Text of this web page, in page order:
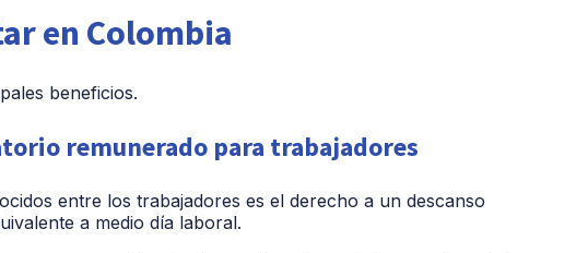
en Colombia
beneficios.
remunerado para trabajadores
entre los trabajadores es el derecho a un descanso
a medio día laboral.